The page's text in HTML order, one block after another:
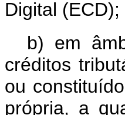
Digital (ECD);
b) em
créditos
ou
própria, a